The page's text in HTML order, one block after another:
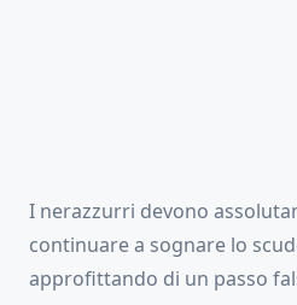
I nerazzurri devono
continuare a sognare lo
approfittando di un passo